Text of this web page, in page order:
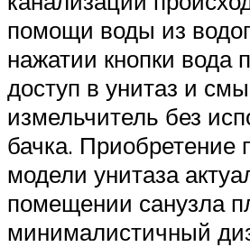
помощи воды из
нажатии кнопки вода
доступ в унитаз и
измельчитель без
бачка. Приобретение
модели унитаза
помещении санузла
минималистичный